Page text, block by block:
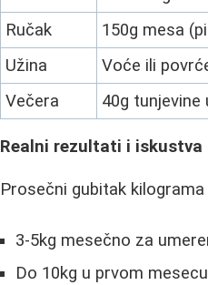
Ručak
150g mesa
Užina
Voće ili
Večera
40g
Realni rezultati i iskustva
Prosečni gubitak
3-5kg mesečno za
Do 10kg u prvom